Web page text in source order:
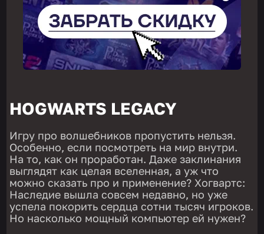
HOGWARTS LEGACY
Игру про волшебников пропустить нельзя.
Особенно, если посмотреть на мир внутри.
На то, как он проработан. Даже заклинания
выглядят как целая вселенная, а уж что
можно сказать про и применение? Хогвартс:
Наследие вышла совсем недавно, но уже
успела покорить сердца сотни тысяч игроков.
Но насколько мощный компьютер ей нужен?